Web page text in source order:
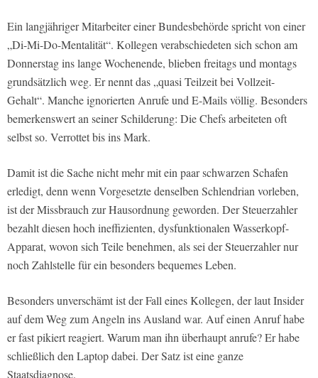
Ein langjähriger Mitarbeiter einer Bundesbehörde spricht von einer
„Di-Mi-Do-Mentalität“. Kollegen verabschiedeten sich schon am
Donnerstag ins lange Wochenende, blieben freitags und montags
grundsätzlich weg. Er nennt das „quasi Teilzeit bei Vollzeit-
Gehalt“. Manche ignorierten Anrufe und E-Mails völlig. Besonders
bemerkenswert an seiner Schilderung: Die Chefs arbeiteten oft
selbst so. Verrottet bis ins Mark.
Damit ist die Sache nicht mehr mit ein paar schwarzen Schafen
erledigt, denn wenn Vorgesetzte denselben Schlendrian vorleben,
ist der Missbrauch zur Hausordnung geworden. Der Steuerzahler
bezahlt diesen hoch ineffizienten, dysfunktionalen Wasserkopf-
Apparat, wovon sich Teile benehmen, als sei der Steuerzahler nur
noch Zahlstelle für ein besonders bequemes Leben.
Besonders unverschämt ist der Fall eines Kollegen, der laut Insider
auf dem Weg zum Angeln ins Ausland war. Auf einen Anruf habe
er fast pikiert reagiert. Warum man ihn überhaupt anrufe? Er habe
schließlich den Laptop dabei. Der Satz ist eine ganze
Staatsdiagnose.